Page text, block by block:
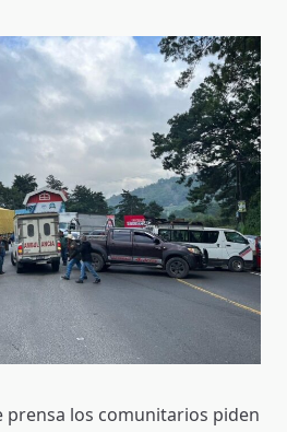
prensa los comunitarios piden